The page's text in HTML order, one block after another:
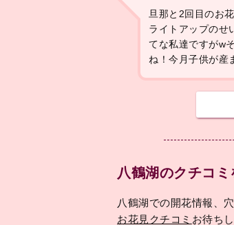
旦那と2回目のお
ライトアップのせ
てな私達ですがw
ね！今月子供が産
八鶴湖のクチコ
八鶴湖での開花情報、
お花見クチコミ お待ち